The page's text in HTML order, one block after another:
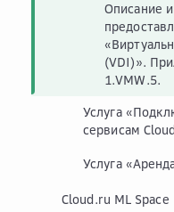
Описание
(VDI)».
1.VMW.5.
Услуга
сервисам
Услуга
Cloud.ru ML Space